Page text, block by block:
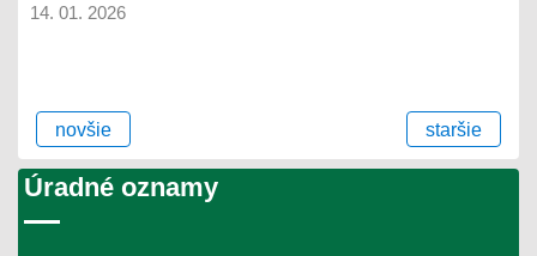
14. 01. 2026
novšie staršie
Úradné oznamy